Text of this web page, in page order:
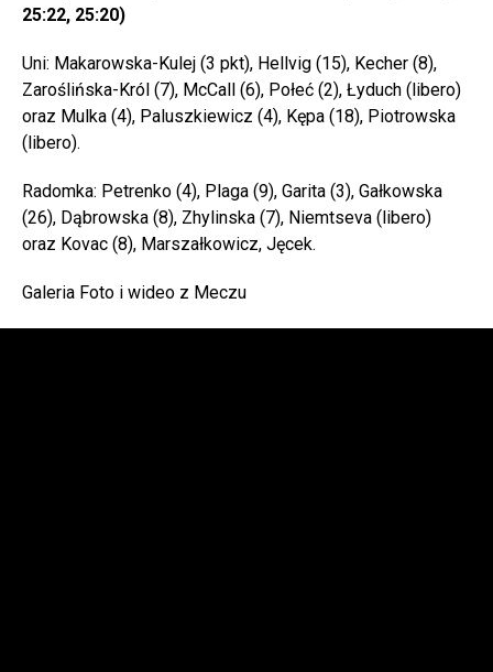
25:22, 25:20)
Uni: Makarowska-Kulej (3 pkt), Hellvig (15), Kecher (8),
Zaroślińska-Król (7), McCall (6), Połeć (2), Łyduch (libero)
oraz Mulka (4), Paluszkiewicz (4), Kępa (18), Piotrowska
(libero).
Radomka: Petrenko (4), Plaga (9), Garita (3), Gałkowska
(26), Dąbrowska (8), Zhylinska (7), Niemtseva (libero)
oraz Kovac (8), Marszałkowicz, Jęcek.
Galeria Foto i wideo z Meczu